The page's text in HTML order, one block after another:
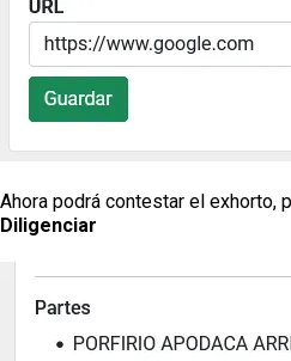
Ahora podrá contestar el exhorto,
Diligenciar